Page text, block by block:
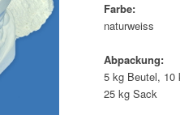
Farbe:
naturweiss
Abpackung:
5 kg Beutel, 10
25 kg Sack